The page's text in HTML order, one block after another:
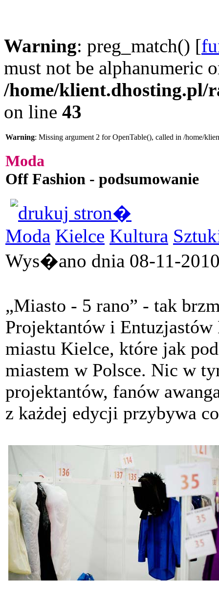
Warning: preg_match() [
must not be alphanumeric
/home/klient.dhosting.pl/
on line 43
Warning: Missing argument 2 for OpenTable(), called in /home/
Moda
Off Fashion - podsumowanie
Moda Kielce Kultura
Wys�ano dnia 08-11-
„Miasto - 5 rano” - tak
Projektantów i Entuzjastów
miastu Kielce, które jak
miastem w Polsce. Nic w
projektantów, fanów
z każdej edycji przybywa